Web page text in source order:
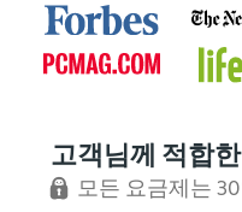
고객님께 적합
모든 요금제는